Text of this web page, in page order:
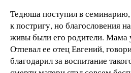
Тедюша поступил в семинарию,
к постригу, но благословения
живы были его родители. Мама
Отпевал ее отец Евгений,
благодарил за воспитание